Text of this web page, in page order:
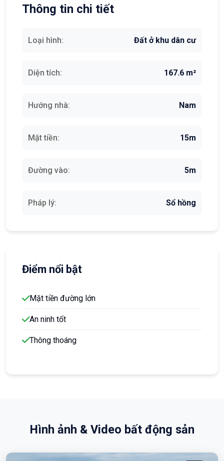
Thông tin chi tiết
Loại hình: Đất ở khu dân cư
Diện tích: 167.6 m²
Hướng nhà: Nam
Mặt tiền: 15m
Đường vào: 5m
Pháp lý: Sổ hồng
Điểm nổi bật
Mặt tiền đường lớn
An ninh tốt
Thông thoáng
Hình ảnh & Video bất động sản